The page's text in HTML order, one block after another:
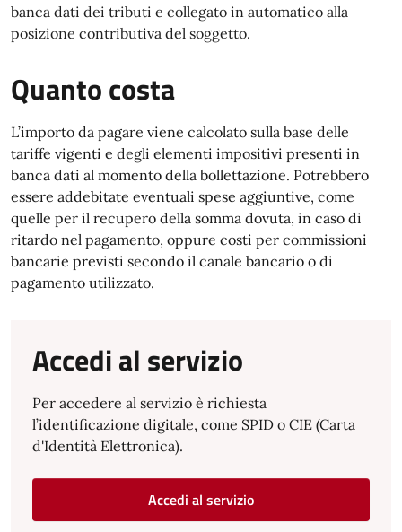
banca dati dei tributi e collegato in automatico alla
posizione contributiva del soggetto.
Quanto costa
L’importo da pagare viene calcolato sulla base delle
tariffe vigenti e degli elementi impositivi presenti in
banca dati al momento della bollettazione. Potrebbero
essere addebitate eventuali spese aggiuntive, come
quelle per il recupero della somma dovuta, in caso di
ritardo nel pagamento, oppure costi per commissioni
bancarie previsti secondo il canale bancario o di
pagamento utilizzato.
Accedi al servizio
Per accedere al servizio è richiesta
l’identificazione digitale, come SPID o CIE (Carta
d'Identità Elettronica).
Accedi al servizio